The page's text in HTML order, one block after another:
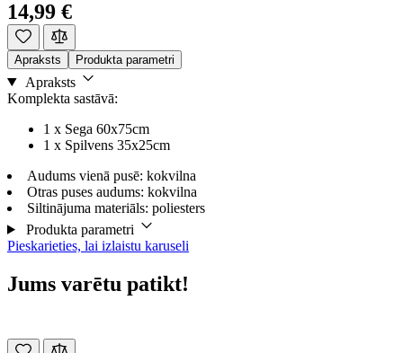
14,99 €
Apraksts Produkta parametri
Apraksts
Komplekta sastāvā:
1 x Sega 60x75cm
1 x Spilvens 35x25cm
Audums vienā pusē: kokvilna
Otras puses audums: kokvilna
Siltinājuma materiāls: poliesters
Produkta parametri
Pieskarieties, lai izlaistu karuseli
Jums varētu patikt!